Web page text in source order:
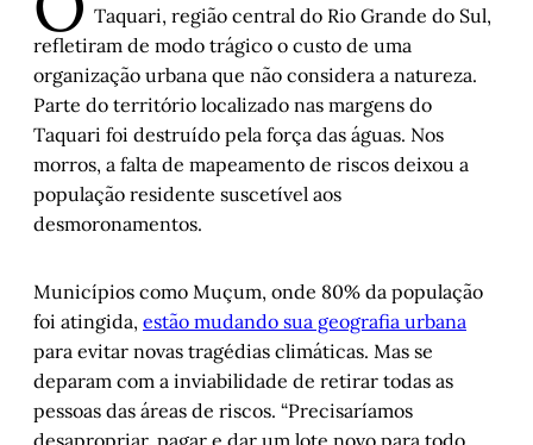
Taquari, região central do Rio Grande do Sul,
refletiram de modo trágico o custo de uma
organização urbana que não considera a natureza.
Parte do território localizado nas margens do
Taquari foi destruído pela força das águas. Nos
morros, a falta de mapeamento de riscos deixou a
população residente suscetível aos
desmoronamentos.
Municípios como Muçum, onde 80% da população
foi atingida, estão mudando sua geografia urbana
para evitar novas tragédias climáticas. Mas se
deparam com a inviabilidade de retirar todas as
pessoas das áreas de riscos. “Precisaríamos
desapropriar, pagar e dar um lote novo para todo